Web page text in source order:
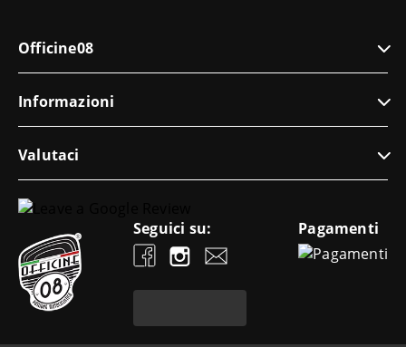
Officine08
Informazioni
Valutaci
Seguici su: Pagamenti